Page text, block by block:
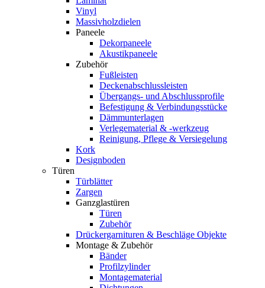
Vinyl
Massivholzdielen
Paneele
Dekorpaneele
Akustikpaneele
Zubehör
Fußleisten
Deckenabschlussleisten
Übergangs- und Abschlussprofile
Befestigung & Verbindungsstücke
Dämmunterlagen
Verlegematerial & -werkzeug
Reinigung, Pflege & Versiegelung
Kork
Designboden
Türen
Türblätter
Zargen
Ganzglastüren
Türen
Zubehör
Drückergarnituren & Beschläge Objekte
Montage & Zubehör
Bänder
Profilzylinder
Montagematerial